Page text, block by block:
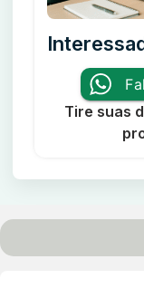
Tire suas